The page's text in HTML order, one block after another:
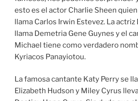
esto es el actor Charlie Sheen
llama Carlos Irwin Estevez. La
llama Demetria Gene Guynes y el
Michael tiene como verdadero
Kyriacos Panayiotou.
La famosa cantante Katy Perry se
Elizabeth Hudson y Miley Cyrus